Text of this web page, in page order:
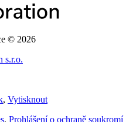
© 2026
s.r.o.
, Vytisknout
, Prohlášení o ochraně soukromí